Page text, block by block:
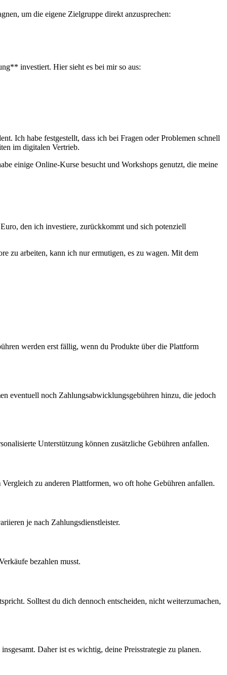
um die eigene Zielgruppe direkt anzusprechen:
investiert. ⁢Hier sieht es bei mir so aus:
Ich habe festgestellt, dass ich bei​ Fragen oder Problemen ​schnell⁢
im digitalen Vertrieb.
‍einige Online-Kurse besucht und Workshops genutzt, die meine
den ich ‍investiere, ⁤zurückkommt und sich⁢ potenziell
zu arbeiten,⁤ kann ich nur ermutigen, es zu wagen. Mit dem
werden‍ erst fällig, wenn du Produkte über ⁢die Plattform
eventuell noch Zahlungsabwicklungsgebühren hinzu, die jedoch
Unterstützung können zusätzliche ‍Gebühren anfallen.
zu anderen Plattformen, ‌wo oft hohe⁢ Gebühren anfallen.
je nach Zahlungsdienstleister.
⁣bezahlen musst.
Solltest du dich‌ dennoch⁣ entscheiden, nicht weiterzumachen,
​Daher ist ⁢es ⁣wichtig, ⁣deine Preisstrategie zu planen.